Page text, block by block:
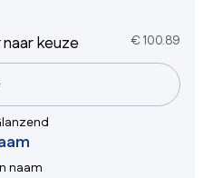
keuze
€100.89
naam